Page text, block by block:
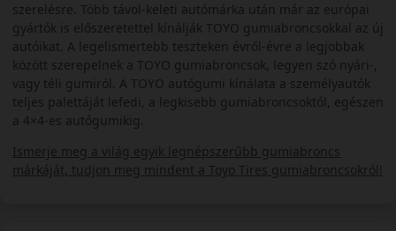
szerelésre. Több távol-keleti autómárka után már az európai
gyártók is előszeretettel kínálják TOYO gumiabroncsokkal az új
autóikat. A legelismertebb teszteken évről-évre a legjobbak
között szerepelnek a TOYO gumiabroncsok, legyen szó nyári-,
vagy téli gumiról. A TOYO autógumi kínálata a személyautók
teljes palettáját lefedi, a legkisebb gumiabroncsoktól, egészen
a 4×4-es autógumikig.
Ismerje meg a világ egyik legnépszerűbb gumiabroncs
márkáját, tudjon meg mindent a Toyo Tires gumiabroncsokról!